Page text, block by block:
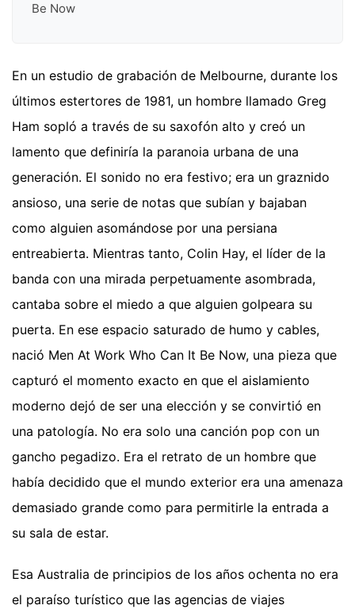
Be Now
En un estudio de grabación de Melbourne, durante los
últimos estertores de 1981, un hombre llamado Greg
Ham sopló a través de su saxofón alto y creó un
lamento que definiría la paranoia urbana de una
generación. El sonido no era festivo; era un graznido
ansioso, una serie de notas que subían y bajaban
como alguien asomándose por una persiana
entreabierta. Mientras tanto, Colin Hay, el líder de la
banda con una mirada perpetuamente asombrada,
cantaba sobre el miedo a que alguien golpeara su
puerta. En ese espacio saturado de humo y cables,
nació Men At Work Who Can It Be Now, una pieza que
capturó el momento exacto en que el aislamiento
moderno dejó de ser una elección y se convirtió en
una patología. No era solo una canción pop con un
gancho pegadizo. Era el retrato de un hombre que
había decidido que el mundo exterior era una amenaza
demasiado grande como para permitirle la entrada a
su sala de estar.
Esa Australia de principios de los años ochenta no era
el paraíso turístico que las agencias de viajes